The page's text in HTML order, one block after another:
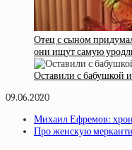
Отец с сыном
они ищут самую
Оставили с бабушкой
09.06.2020
Михаил Ефремов:
Про женскую